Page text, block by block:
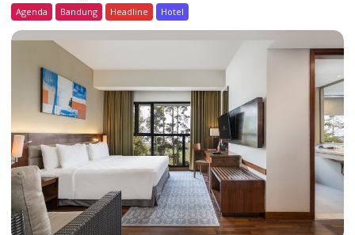
B
e
o
t
g
Agenda Bandung Headline Hotel